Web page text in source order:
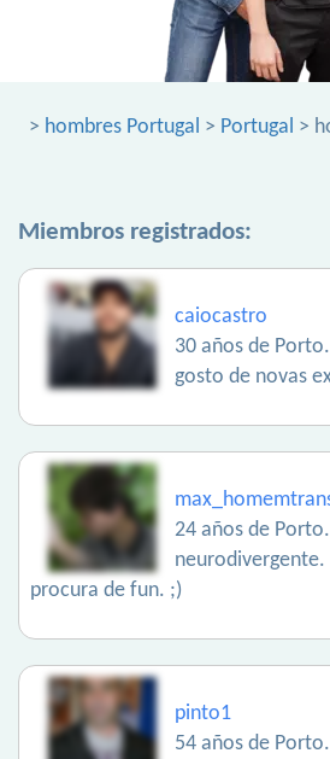
> hombres Portugal > Portugal >
Miembros registrados:
caiocastro
30 años de Porto.
gosto de novas
24 años de Porto.
procura de fun. ;)
pinto1
54 años de Porto.